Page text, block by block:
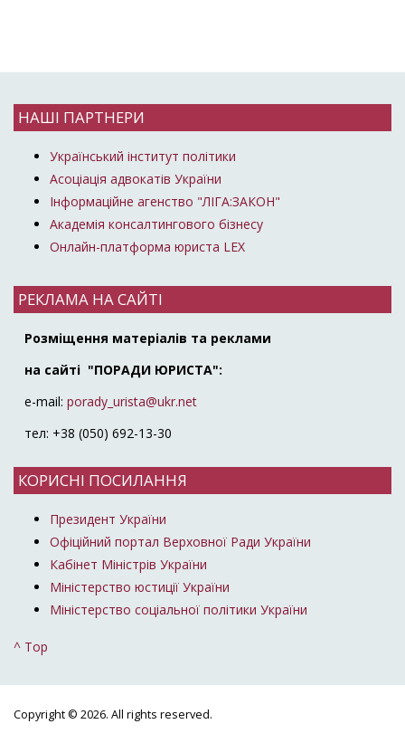
НАШІ ПАРТНЕРИ
Український інститут політики
Асоціація адвокатів України
Інформаційне агенство "ЛІГА:ЗАКОН"
Академія консалтингового бізнесу
Онлайн-платформа юриста LEX
РЕКЛАМА НА САЙТІ
Розміщення матеріалів та реклами
на сайті "ПОРАДИ ЮРИСТА":
e-mail: porady_urista@ukr.net
тел: +38 (050) 692-13-30
КОРИСНІ ПОСИЛАННЯ
Президент України
Офіційний портал Верховної Ради України
Кабінет Міністрів України
Міністерство юстиції України
Міністерство соціальної політики України
^ Top
Copyright © 2026. All rights reserved.